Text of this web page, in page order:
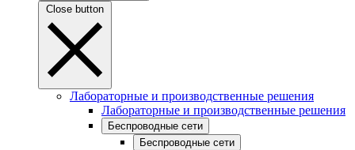
Close button
Лабораторные и производственные решения
Лабораторные и производственные решения
Беспроводные сети
Беспроводные сети